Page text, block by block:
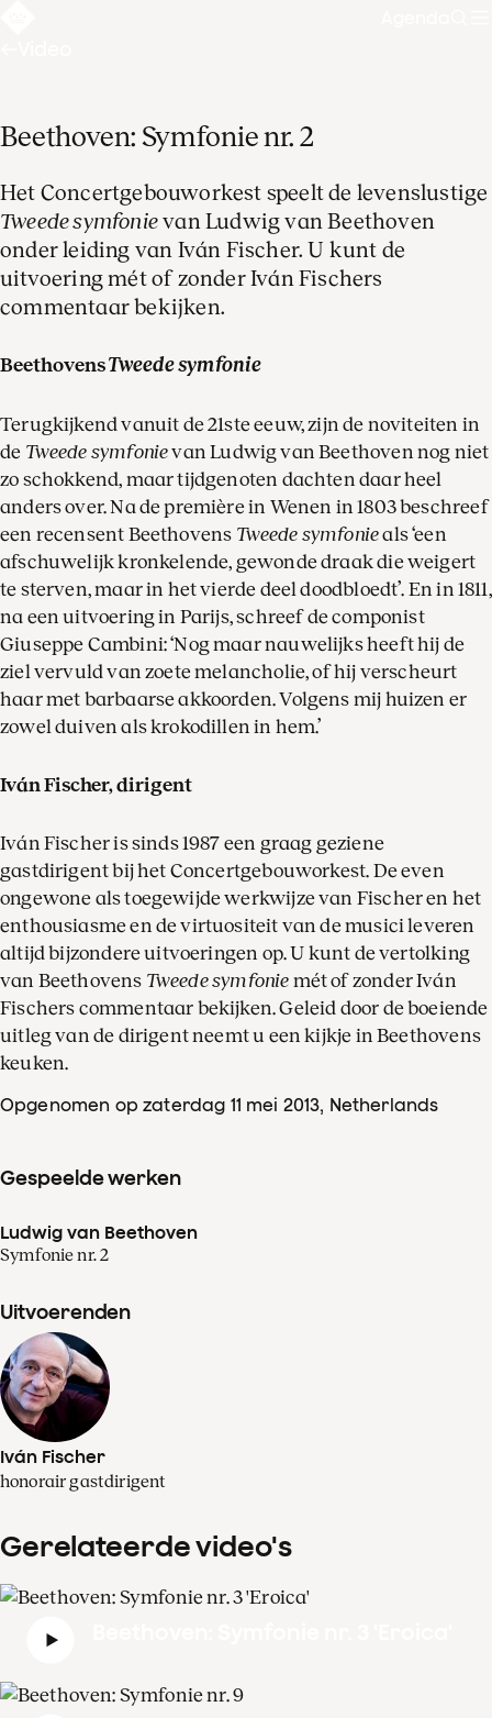
Beethoven: Symfonie nr. 2
Het Concertgebouworkest speelt de levenslustige
Tweede symfonievan Ludwig van Beethoven
onder leiding van Iván Fischer. U kunt de
uitvoering mét of zonder Iván Fischers
commentaar bekijken.
BeethovensTweede symfonie
Terugkijkend vanuit de 21ste eeuw, zijn de noviteiten in
de Tweede symfonievan Ludwig van Beethoven nog niet
zo schokkend, maar tijdgenoten dachten daar heel
anders over. Na de première in Wenen in 1803 beschreef
een recensent Beethovens Tweede symfonieals ‘een
afschuwelijk kronkelende, gewonde draak die weigert
te sterven, maar in het vierde deel doodbloedt’. En in 1811,
na een uitvoering in Parijs, schreef de componist
Giuseppe Cambini: ‘Nog maar nauwelijks heeft hij de
ziel vervuld van zoete melancholie, of hij verscheurt
haar met barbaarse akkoorden. Volgens mij huizen er
zowel duiven als krokodillen in hem.’
Iván Fischer, dirigent
Iván Fischer is sinds 1987 een graag geziene
gastdirigent bij het Concertgebouworkest. De even
ongewone als toegewijde werkwijze van Fischer en het
enthousiasme en de virtuositeit van de musici leveren
altijd bijzondere uitvoeringen op. U kunt de vertolking
van Beethovens Tweede symfonie mét of zonder Iván
Fischers commentaar bekijken. Geleid door de boeiende
uitleg van de dirigent neemt u een kijkje in Beethovens
keuken.
Opgenomen op zaterdag 11 mei 2013 , Netherlands
Gespeelde werken
Ludwig van Beethoven
Symfonie nr. 2
Uitvoerenden
Iván Fischer
honorair gastdirigent
Gerelateerde video's